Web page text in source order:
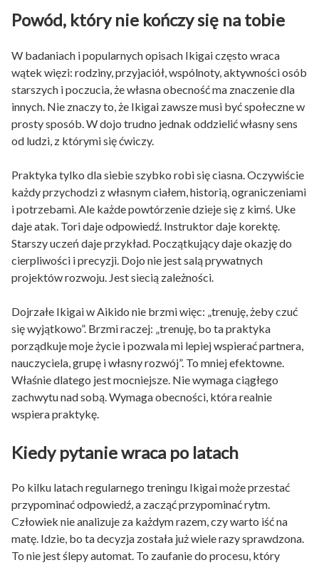
Powód, który nie kończy się na tobie
W badaniach i popularnych opisach Ikigai często wraca
wątek więzi: rodziny, przyjaciół, wspólnoty, aktywności osób
starszych i poczucia, że własna obecność ma znaczenie dla
innych. Nie znaczy to, że Ikigai zawsze musi być społeczne w
prosty sposób. W dojo trudno jednak oddzielić własny sens
od ludzi, z którymi się ćwiczy.
Praktyka tylko dla siebie szybko robi się ciasna. Oczywiście
każdy przychodzi z własnym ciałem, historią, ograniczeniami
i potrzebami. Ale każde powtórzenie dzieje się z kimś. Uke
daje atak. Tori daje odpowiedź. Instruktor daje korektę.
Starszy uczeń daje przykład. Początkujący daje okazję do
cierpliwości i precyzji. Dojo nie jest salą prywatnych
projektów rozwoju. Jest siecią zależności.
Dojrzałe Ikigai w Aikido nie brzmi więc: „trenuję, żeby czuć
się wyjątkowo”. Brzmi raczej: „trenuję, bo ta praktyka
porządkuje moje życie i pozwala mi lepiej wspierać partnera,
nauczyciela, grupę i własny rozwój”. To mniej efektowne.
Właśnie dlatego jest mocniejsze. Nie wymaga ciągłego
zachwytu nad sobą. Wymaga obecności, która realnie
wspiera praktykę.
Kiedy pytanie wraca po latach
Po kilku latach regularnego treningu Ikigai może przestać
przypominać odpowiedź, a zacząć przypominać rytm.
Człowiek nie analizuje za każdym razem, czy warto iść na
matę. Idzie, bo ta decyzja została już wiele razy sprawdzona.
To nie jest ślepy automat. To zaufanie do procesu, który